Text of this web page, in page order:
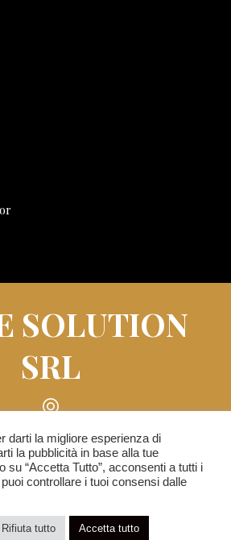
darti la migliore esperienza di
la pubblicità in base alla tue
su “Accetta Tutto”, acconsenti a tutti i
controllare i tuoi consensi dalle
Rifiuta tutto Accetta tutto
SOLUTION
SRL
n° 8/10 - 20121 Milano
(MI)